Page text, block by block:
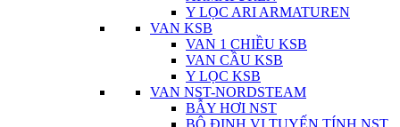
Y LỌC ARI ARMATUREN
VAN KSB
VAN 1 CHIỀU KSB
VAN CẦU KSB
Y LỌC KSB
VAN NST-NORDSTEAM
BẪY HƠI NST
BỘ ĐỊNH VỊ TUYẾN TÍNH NST